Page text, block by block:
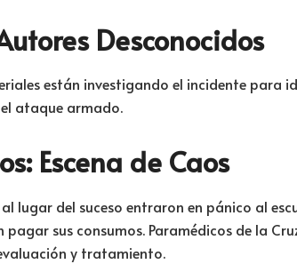
Desconocidos
están investigando el incidente para
ataque armado.
Escena de Caos
lugar del suceso entraron en pánico al
sus consumos. Paramédicos de la
y tratamiento.